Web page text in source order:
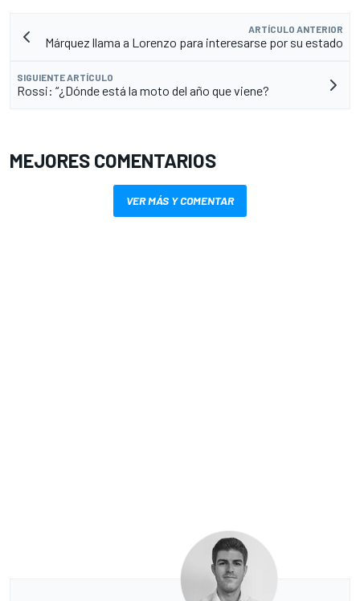
ARTÍCULO ANTERIOR
Márquez llama a Lorenzo para interesarse por su estado
SIGUIENTE ARTÍCULO
Rossi: “¿Dónde está la moto del año que viene?
MEJORES COMENTARIOS
VER MÁS Y COMENTAR